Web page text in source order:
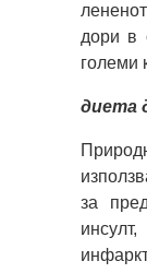
дори в
големи
диета
за